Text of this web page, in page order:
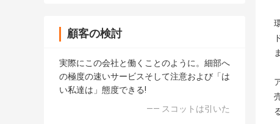
顧客の検討
実際にこの会社と働くことのように。細部へ
の極度の速いサービスそして注意および「は
い私達は」態度できる!
—— スコットは引いた